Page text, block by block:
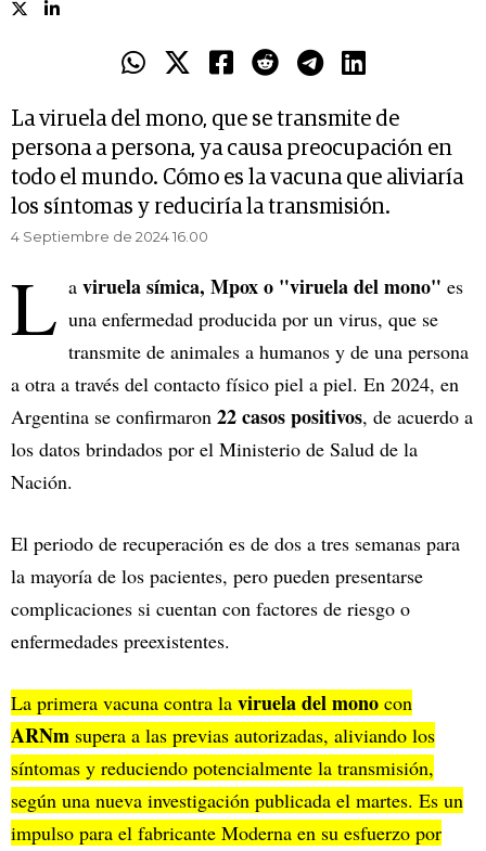
La viruela del mono, que se transmite de
persona a persona, ya causa preocupación en
todo el mundo. Cómo es la vacuna que aliviaría
los síntomas y reduciría la transmisión.
4 Septiembre de 2024 16.00
L a viruela símica, Mpox o "viruela del mono" es
una enfermedad producida por un virus, que se
transmite de animales a humanos y de una persona
a otra a través del contacto físico piel a piel. En 2024, en
Argentina se confirmaron 22 casos positivos, de acuerdo a
los datos brindados por el Ministerio de Salud de la
Nación.
El periodo de recuperación es de dos a tres semanas para
la mayoría de los pacientes, pero pueden presentarse
complicaciones si cuentan con factores de riesgo o
enfermedades preexistentes.
La primera vacuna contra la viruela del mono con
ARNm supera a las previas autorizadas, aliviando los
síntomas y reduciendo potencialmente la transmisión,
según una nueva investigación publicada el martes. Es un
impulso para el fabricante Moderna en su esfuerzo por